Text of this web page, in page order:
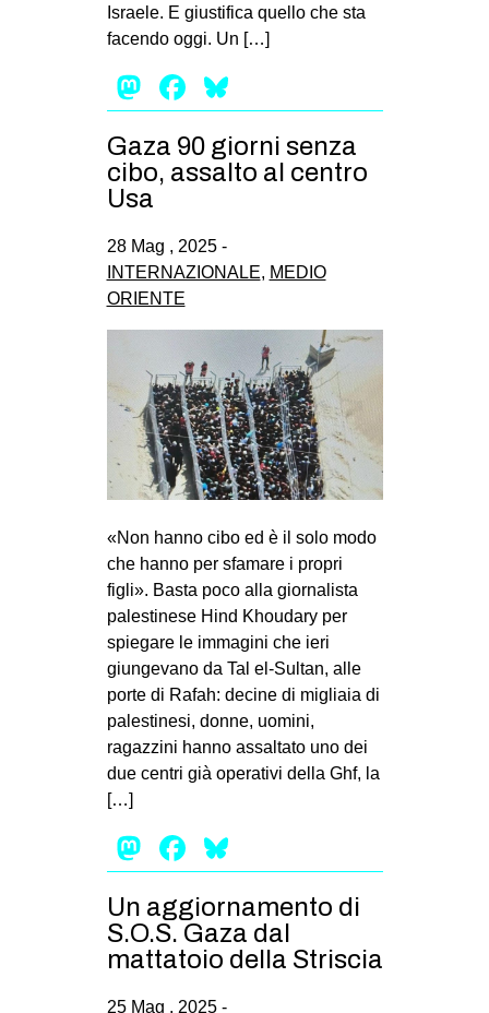
Israele. E giustifica quello che sta
facendo oggi. Un […]
Mastodon
Facebook
Gaza 90 giorni senza
cibo, assalto al centro
Usa
28 Mag , 2025 -
INTERNAZIONALE, MEDIO
ORIENTE
«Non hanno cibo ed è il solo modo
che hanno per sfamare i propri
figli». Basta poco alla giornalista
palestinese Hind Khoudary per
spiegare le immagini che ieri
giungevano da Tal el-Sultan, alle
porte di Rafah: decine di migliaia di
palestinesi, donne, uomini,
ragazzini hanno assaltato uno dei
due centri già operativi della Ghf, la
[…]
Mastodon
Facebook
Un aggiornamento di
S.O.S. Gaza dal
mattatoio della Striscia
25 Mag , 2025 -